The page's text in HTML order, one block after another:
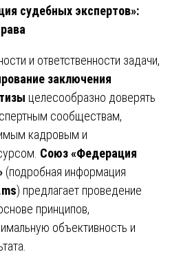
судебных экспертов»:
и ответственности задачи,
заключения
целесообразно доверять
сообществам,
кадровым и
Союз «Федерация
(подробная информация
) предлагает проведение
принципов,
объективность и